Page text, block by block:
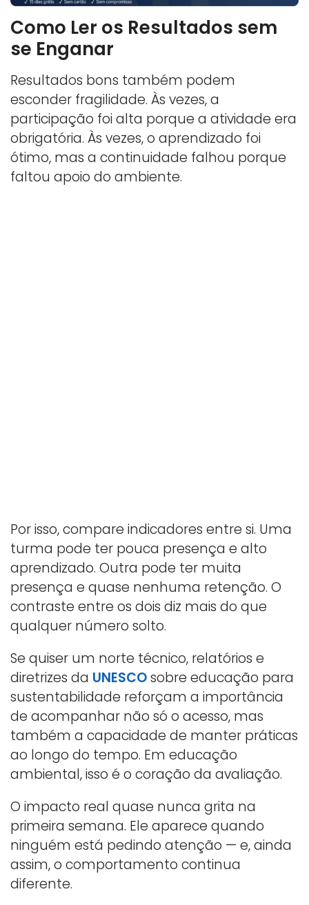
Como Ler os Resultados sem
se Enganar
Resultados bons também podem
esconder fragilidade. Às vezes, a
participação foi alta porque a atividade era
obrigatória. Às vezes, o aprendizado foi
ótimo, mas a continuidade falhou porque
faltou apoio do ambiente.
Por isso, compare indicadores entre si. Uma
turma pode ter pouca presença e alto
aprendizado. Outra pode ter muita
presença e quase nenhuma retenção. O
contraste entre os dois diz mais do que
qualquer número solto.
Se quiser um norte técnico, relatórios e
diretrizes da UNESCOsobre educação para
sustentabilidade reforçam a importância
de acompanhar não só o acesso, mas
também a capacidade de manter práticas
ao longo do tempo. Em educação
ambiental, isso é o coração da avaliação.
O impacto real quase nunca grita na
primeira semana. Ele aparece quando
ninguém está pedindo atenção — e, ainda
assim, o comportamento continua
diferente.